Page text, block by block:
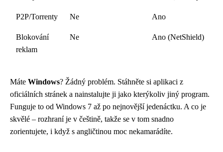
P2P/Torrenty Ne Ano
Blokování
reklam
Ne Ano (NetShield)
Máte Windows? Žádný problém. Stáhněte si aplikaci z
oficiálních stránek a nainstalujte ji jako kterýkoliv jiný program.
Funguje to od Windows 7 až po nejnovější jedenáctku. A co je
skvělé – rozhraní je v češtině, takže se v tom snadno
zorientujete, i když s angličtinou moc nekamarádíte.